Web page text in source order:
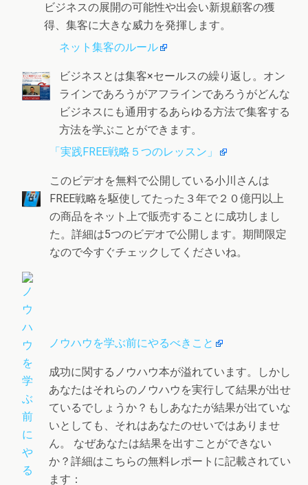
ビジネスの展開の可能性や出会い新規顧客の獲
得、集客に大きな威力を発揮します。
ネット集客のルール
ビジネスとは集客×セールスの繰り返し。オン
ラインであろうがアフラインであろうがどんな
ビジネスにも通用するあらゆる方法で集客する
方法を学ぶことができます。
「実践FREE戦略５つのレッスン」
このビデオを無料で公開している小川さんは
FREE戦略を駆使してたった３年で２０億円以上
の商品をネット上で販売することに成功しまし
た。詳細は5つのビデオで公開します。期間限定
なので今すぐチェックしてくださいね。
ノウハウを学ぶ前にやるべきこと
成功に関するノウハウ本が溢れています。しかし
あなたはそれらのノウハウを実行して結果が出せ
ているでしょうか？もしあなたが結果が出ていな
いとしても、それはあなたのせいではありませ
ん。 なぜあなたは結果を出すことができない
か？詳細はこちらの無料レポートに記載されてい
ます：